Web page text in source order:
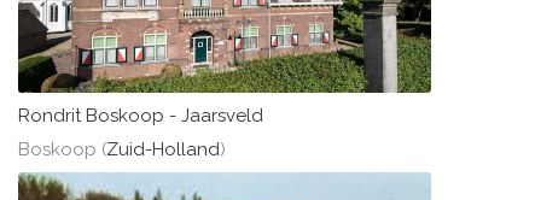
Rondrit Boskoop - Jaarsveld
Boskoop (Zuid-Holland)